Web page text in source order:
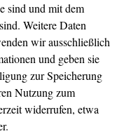
sind und mit dem
Weitere Daten
wir ausschließlich
und geben sie
zur Speicherung
Nutzung zum
widerrufen, etwa